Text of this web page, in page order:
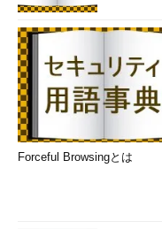
期した企業もあるかもし
1607とWindows Server
付）のお盆明けに、新し
れました。
August 16, 2017
［英語］（
Forceful Browsingとは